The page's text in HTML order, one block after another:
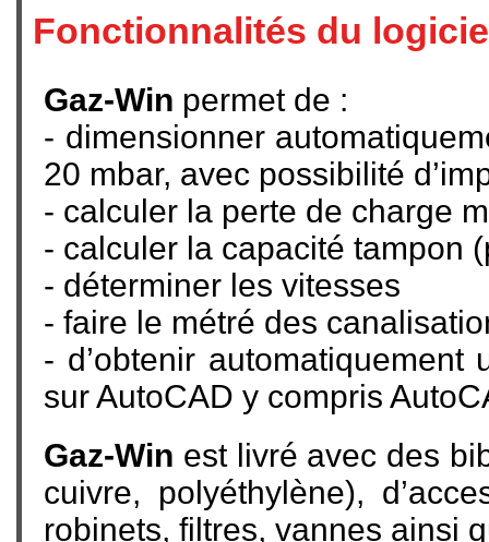
Fonctionnalités du
Gaz-Win permet de :
- dimensionner
20 mbar, avec possibilité
- calculer la perte de charge
- calculer la capacité tampon
- déterminer les vitesses
- faire le métré des
- d’obtenir
sur AutoCAD y compris
Gaz-Win est livré avec des
cuivre, polyéthylène),
robinets, filtres, vannes ainsi